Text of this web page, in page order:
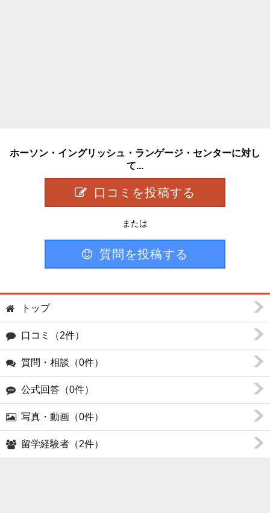
ホーソン・イングリッシュ・ランゲージ・センターに対し
て...
口コミを投稿する
または
質問を投稿する
トップ
口コミ（2件）
質問・相談（0件）
公式回答（0件）
写真・動画（0件）
留学経験者（2件）